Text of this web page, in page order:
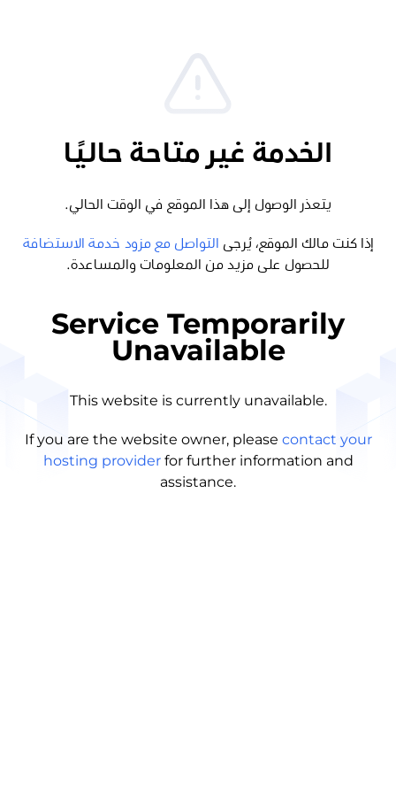
الخدمة غير متاحة حاليًا
يتعذر الوصول إلى هذا الموقع في الوقت الحالي.
إذا كنت مالك الموقع، يُرجى
التواصل مع مزود خدمة الاستضافة
للحصول على مزيد من المعلومات والمساعدة.
Service Temporarily
Unavailable
This website is currently unavailable.
If you are the website owner, please contact your
hosting provider for further information and
assistance.